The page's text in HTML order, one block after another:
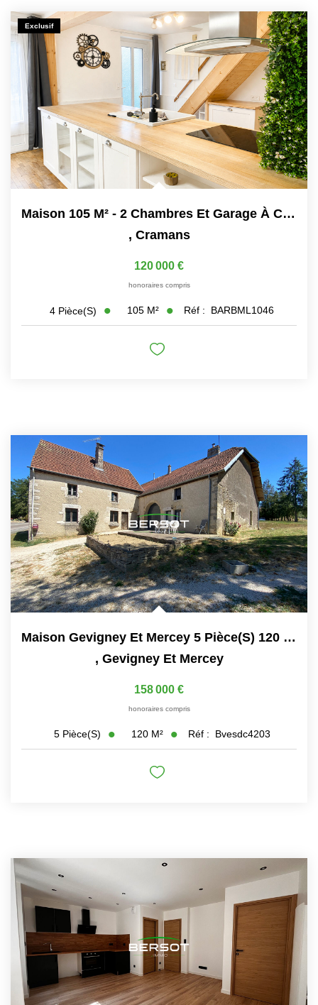
Exclusif
Maison 105 M² - 2 Chambres Et Garage À Cramans
, Cramans
120 000 €
honoraires compris
4 Pièce(s) 105 M² Réf : BARBML1046
Maison Gevigney Et Mercey 5 Pièce(s) 120 M2
, Gevigney Et Mercey
158 000 €
honoraires compris
5 Pièce(s) 120 M² Réf : Bvesdc4203